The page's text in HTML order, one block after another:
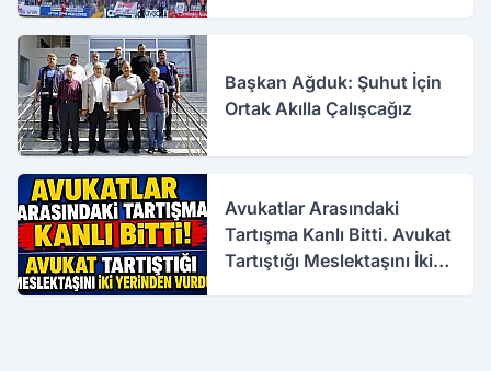
Başkan Ağduk: Şuhut İçin
Ortak Akılla Çalışcağız
Avukatlar Arasındaki
Tartışma Kanlı Bitti. Avukat
Tartıştığı Meslektaşını İki